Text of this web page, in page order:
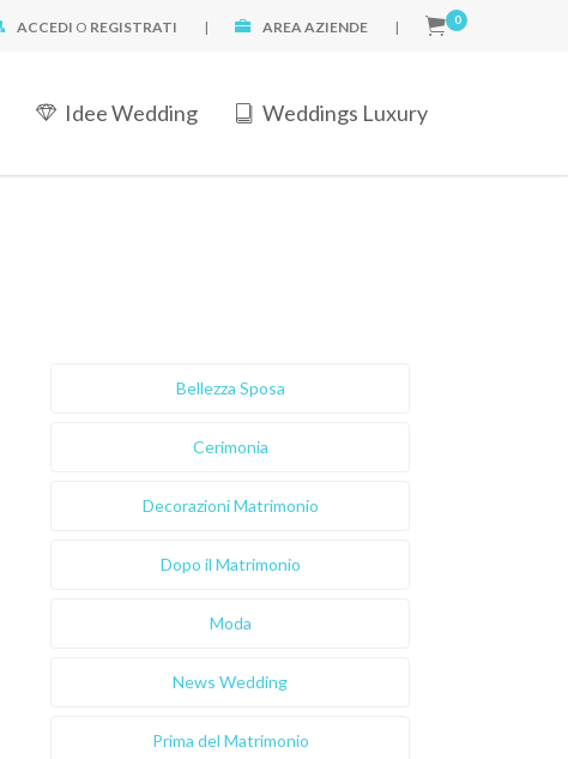
ACCEDI O REGISTRATI | AREA AZIENDE | 0
Idee Wedding Weddings Luxury
Bellezza Sposa
Cerimonia
Decorazioni Matrimonio
Dopo il Matrimonio
Moda
News Wedding
Prima del Matrimonio